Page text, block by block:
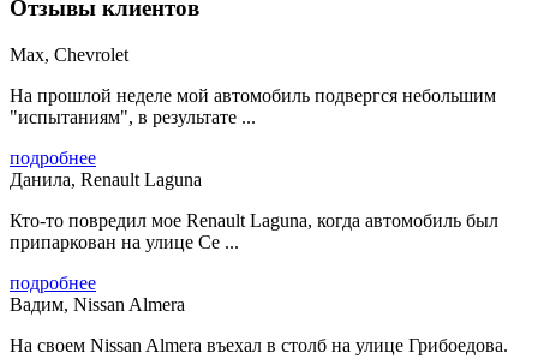
Отзывы клиентов
Max, Chevrolet
На прошлой неделе мой автомобиль подвергся небольшим
"испытаниям", в результате ...
подробнее
Данила, Renault Laguna
Кто-то повредил мое Renault Laguna, когда автомобиль был
припаркован на улице Се ...
подробнее
Вадим, Nissan Almera
На своем Nissan Almera въехал в столб на улице Грибоедова.